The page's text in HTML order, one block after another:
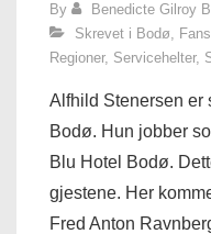
By Benedicte Gilroy
Skrevet i Bodø,
Regioner, Servicehelter,
Alfhild Stenersen er
Bodø. Hun jobber
Blu Hotel Bodø.
gjestene. Her
Fred Anton